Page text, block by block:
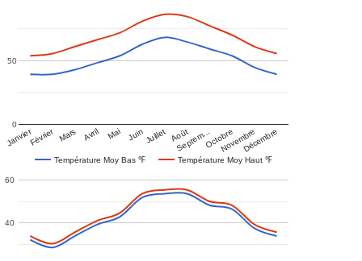
Température Moy Bas ℉ Température Moy Haut ℉
JanvierFévrier Mars Avril Mai Juin Juillet Août
Septem…OctobreNovembreDécembre
0
50
40
60